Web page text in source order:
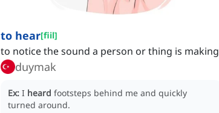
to hear[fiil]
to notice the sound a person or thing is making
duymak
Ex: I heard footsteps behind me and quickly
turned around.